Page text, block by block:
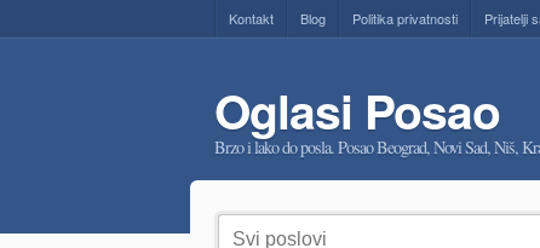
Kontakt Blog Politika privatnosti Prijatelji
Oglasi Posao
Brzo i lako do posla. Posao Beograd, Novi Sad, Niš,